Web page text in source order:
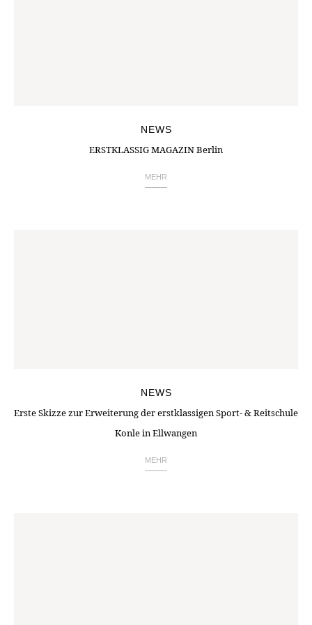
NEWS
ERSTKLASSIG MAGAZIN Berlin
MEHR
NEWS
Erste Skizze zur Erweiterung der erstklassigen Sport- & Reitschule
Konle in Ellwangen
MEHR